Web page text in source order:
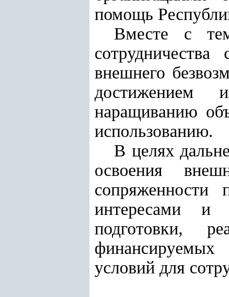
помощь
Вместе с
внешнего
достижением
наращиванию
использованию.
В целях
освоения
интересами и
подготовки,
финансируемых
условий для